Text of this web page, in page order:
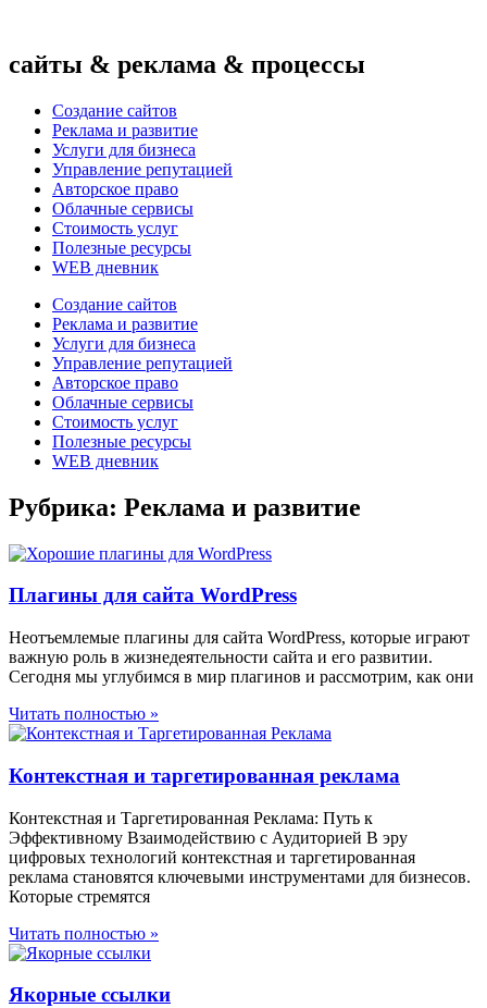
содержимому
сайты & реклама & процессы
Создание сайтов
Реклама и развитие
Услуги для бизнеса
Управление репутацией
Авторское право
Облачные сервисы
Стоимость услуг
Полезные ресурсы
WEB дневник
Создание сайтов
Реклама и развитие
Услуги для бизнеса
Управление репутацией
Авторское право
Облачные сервисы
Стоимость услуг
Полезные ресурсы
WEB дневник
Рубрика: Реклама и развитие
Плагины для сайта WordPress
Неотъемлемые плагины для сайта WordPress, которые играют
важную роль в жизнедеятельности сайта и его развитии.
Сегодня мы углубимся в мир плагинов и рассмотрим, как они
Читать полностью »
Контекстная и таргетированная реклама
Контекстная и Таргетированная Реклама: Путь к
Эффективному Взаимодействию с Аудиторией В эру
цифровых технологий контекстная и таргетированная
реклама становятся ключевыми инструментами для бизнесов.
Которые стремятся
Читать полностью »
Якорные ссылки